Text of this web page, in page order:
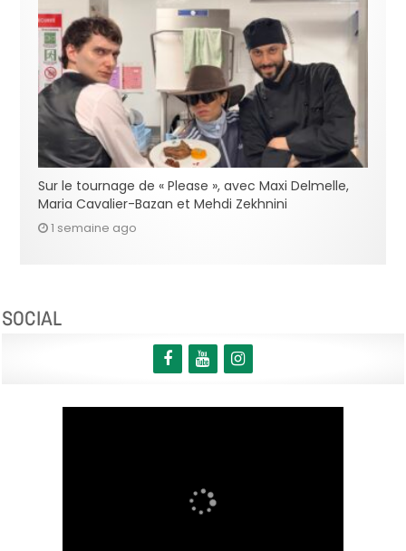
Sur le tournage de « Please », avec Maxi Delmelle,
Maria Cavalier-Bazan et Mehdi Zekhnini
1 semaine ago
SOCIAL